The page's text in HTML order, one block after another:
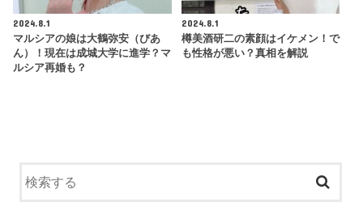
2024.8.1
マルシアの娘は大鶴弥安（びあ
ん）！現在は成城大学に進学？マ
ルシア再婚も？
2024.8.1
樽美酒研二の素顔はイケメン！で
も性格が悪い？真相を解説